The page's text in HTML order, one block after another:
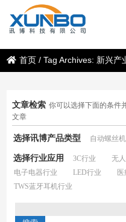
首页 /Tag Archives: 新兴产
文章检索 你可以选择下面的条件
文章
选择讯博产品类型 自动螺丝机
选择行业应用 3C行业 无
电子电器行业
LED行业
TWS蓝牙耳机行业